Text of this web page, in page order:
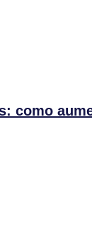
como